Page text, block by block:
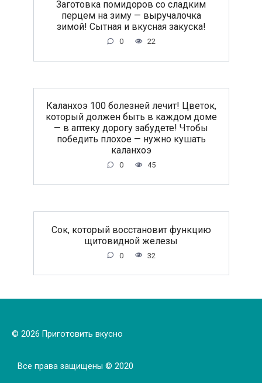
Заготовка помидоров со сладким
перцем на зиму — выручалочка
зимой! Сытная и вкусная закуска!
0 22
Каланхоэ 100 болезней лечит! Цветок,
который должен быть в каждом доме
— в аптеку дорогу забудете! Чтобы
победить плохое — нужно кушать
каланхоэ
0 45
Сок, который восстановит функцию
щитовидной железы
0 32
© 2026 Приготовить вкусно
Все права защищены © 2020